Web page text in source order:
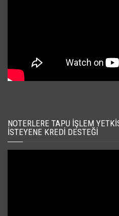
NOTERLERE TAPU İŞLEM
İSTEYENE KREDI DESTEĞI